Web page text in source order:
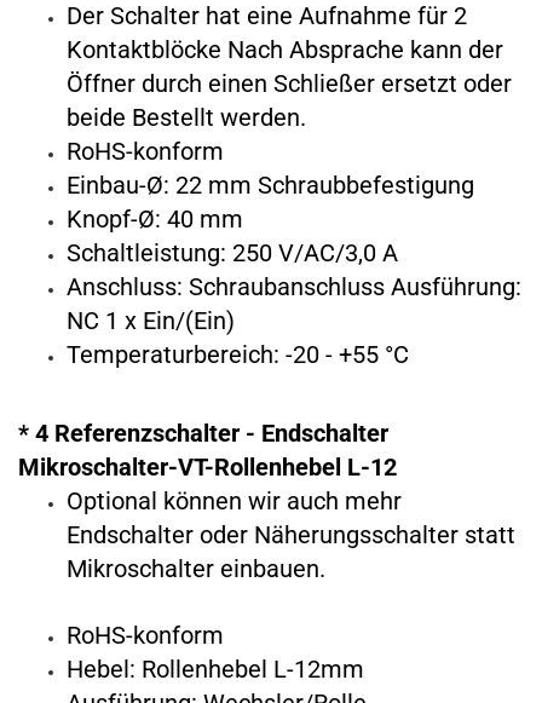
Der Schalter hat eine Aufnahme für 2
Kontaktblöcke Nach Absprache kann der
Öffner durch einen Schließer ersetzt oder
beide Bestellt werden.
RoHS-konform
Einbau-Ø: 22 mm Schraubbefestigung
Knopf-Ø: 40 mm
Schaltleistung: 250 V/AC/3,0 A
Anschluss: Schraubanschluss Ausführung:
NC 1 x Ein/(Ein)
Temperaturbereich: -20 - +55 °C
* 4 Referenzschalter - Endschalter
Mikroschalter-VT-Rollenhebel L-12
Optional können wir auch mehr
Endschalter oder Näherungsschalter statt
Mikroschalter einbauen.
RoHS-konform
Hebel: Rollenhebel L-12mm